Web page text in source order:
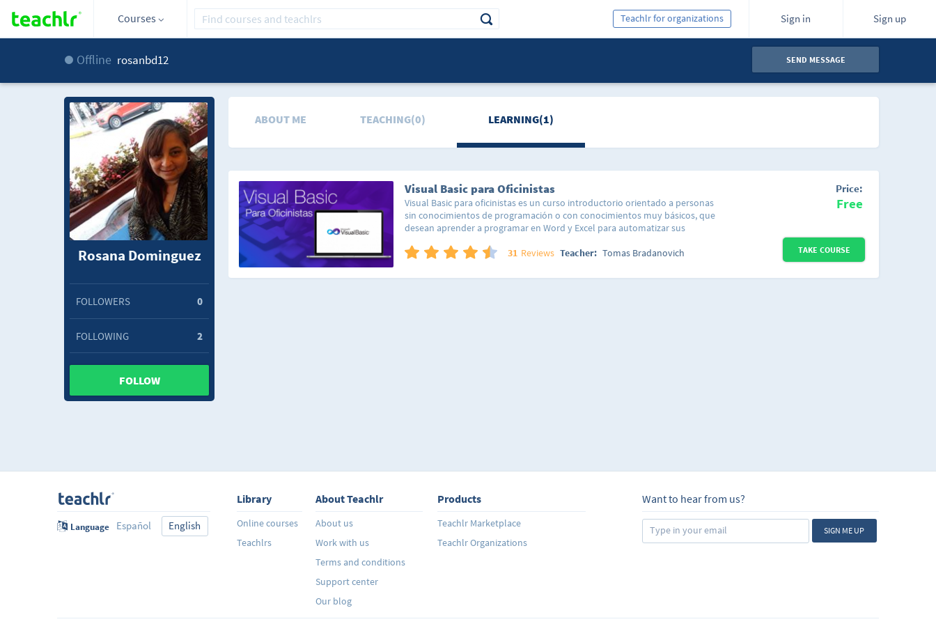
Courses Sign in Sign up
Teachlr for organizations
Offline rosanbd12 SEND MESSAGE
Rosana Dominguez
FOLLOWERS 0
FOLLOWING 2
FOLLOW
ABOUT ME TEACHING(0) LEARNING(1)
Visual Basic para Oficinistas
Visual Basic para oficinistas es un curso introductorio orientado a personas
sin conocimientos de programación o con conocimientos muy básicos, que
desean aprender a programar en Word y Excel para automatizar sus
como cartas tipo y formularios y para aprender los fundamentos antes de
no trivial y es la manera ideal para que no informáticos puedan introducirse
31 Reviews Teacher: Tomas Bradanovich
Price:
Free
TAKE COURSE
Language Español English
Library
Online courses
Teachlrs
About Teachlr
About us
Work with us
Terms and conditions
Support center
Our blog
Products
Teachlr Marketplace
Teachlr Organizations
Want to hear from us?
SIGN ME UP